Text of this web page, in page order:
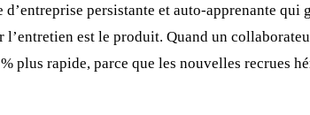
persistante et auto-apprenante
est le produit. Quand un
plus rapide, parce que les nouvelles recrues